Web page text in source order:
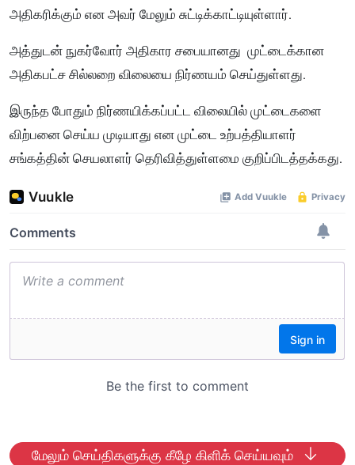
அதிகரிக்கும் என அவர் மேலும் சுட்டிக்காட்டியுள்ளார்.
அத்துடன் நுகர்வோர் அதிகார சபையானது முட்டைக்கான
அதிகபட்ச சில்லறை விலையை நிர்ணயம் செய்துள்ளது.
இருந்த போதும் நிர்ணயிக்கப்பட்ட விலையில் முட்டைகளை
விற்பனை செய்ய முடியாது என முட்டை உற்பத்தியாளர்
சங்கத்தின் செயலாளர் தெரிவித்துள்ளமை குறிப்பிடத்தக்கது.
மேலும் செய்திகளுக்கு கீழே கிளிக் செய்யவும்